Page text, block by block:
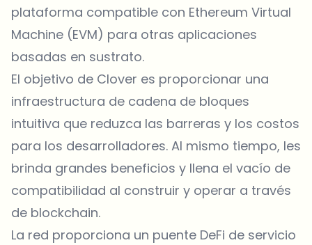
plataforma compatible con Ethereum Virtual
Machine (EVM) para otras aplicaciones
basadas en sustrato.
El objetivo de Clover es proporcionar una
infraestructura de cadena de bloques
intuitiva que reduzca las barreras y los costos
para los desarrolladores. Al mismo tiempo, les
brinda grandes beneficios y llena el vacío de
compatibilidad al construir y operar a través
de blockchain.
La red proporciona un puente DeFi de servicio